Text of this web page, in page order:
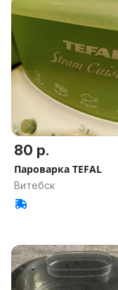
80 р.
Пароварка TEFAL
Витебск